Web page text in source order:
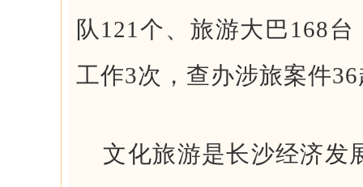
队121个、旅游大巴168
工作3次，查办涉旅案件
文化旅游是长沙经济发